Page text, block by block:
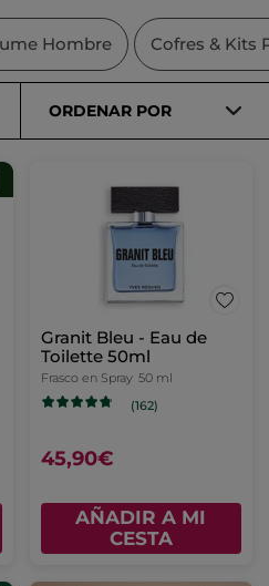
Hombre Cofres & Kits
ORDENAR POR
Granit Bleu - Eau de
Toilette 50ml
Frasco en Spray 50 ml
(162)
45,90€
AÑADIR A MI
CESTA